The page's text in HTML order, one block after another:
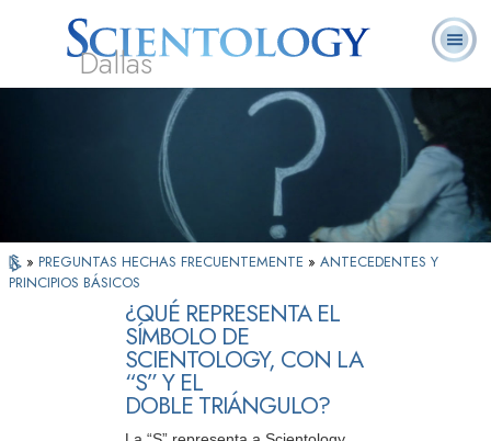
Dallas
¿Qué es
Scientology?
Ministros
Voluntarios
Preguntas
Frecuentes
» PREGUNTAS HECHAS FRECUENTEMENTE » ANTECEDENTES Y
PRINCIPIOS BÁSICOS
¿QUÉ REPRESENTA EL
SÍMBOLO DE
SCIENTOLOGY, CON LA
“S” Y EL
DOBLE TRIÁNGULO?